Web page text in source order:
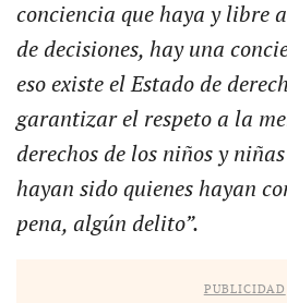
conciencia que haya y libre
de decisiones, hay una
eso existe el Estado de
garantizar el respeto a la
derechos de los niños y
hayan sido quienes hayan
pena, algún delito”.
PUBLICIDAD